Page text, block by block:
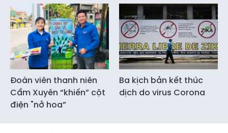
Đoàn viên thanh niên
Cẩm Xuyên “khiến” cột
điện "nở hoa”
Ba kịch bản kết thúc
dịch do virus Corona